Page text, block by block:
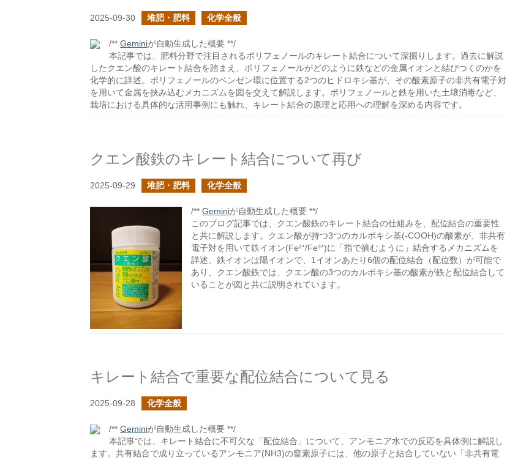
2025-09-30 堆肥・肥料 化学全般
/** Geminiが自動生成した概要 **/
本記事では、肥料分野で注目されるポリフェノールのキレート結合について深掘りします。過去に解説
したクエン酸のキレート結合を踏まえ、ポリフェノールがどのように鉄などの金属イオンと結びつくのかを
化学的に詳述。ポリフェノールのベンゼン環に位置する2つのヒドロキシ基が、その酸素原子の非共有電子対
を用いて金属を挟み込むメカニズムを図を交えて解説します。ポリフェノールと鉄を用いた土壌消毒など、
栽培における具体的な活用事例にも触れ、キレート結合の原理と応用への理解を深める内容です。
クエン酸鉄のキレート結合について再び
2025-09-29 堆肥・肥料 化学全般
/** Geminiが自動生成した概要 **/
このブログ記事では、クエン酸鉄のキレート結合の仕組みを、配位結合の重要性
と共に解説します。クエン酸が持つ3つのカルボキシ基(-COOH)の酸素が、非共有
電子対を用いて鉄イオン(Fe²⁺/Fe³⁺)に「指で摘むように」結合するメカニズムを
詳述。鉄イオンは陽イオンで、1イオンあたり6個の配位結合（配位数）が可能で
あり、クエン酸鉄では、クエン酸の3つのカルボキシ基の酸素が鉄と配位結合して
いることが図と共に説明されています。
キレート結合で重要な配位結合について見る
2025-09-28 化学全般
/** Geminiが自動生成した概要 **/
本記事では、キレート結合に不可欠な「配位結合」について、アンモニア水での反応を具体例に解説し
ます。共有結合で成り立っているアンモニア(NH3)の窒素原子には、他の原子と結合していない「非共有電